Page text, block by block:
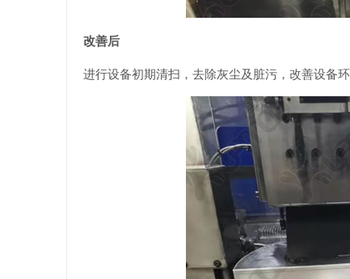
改善后
进行设备初期清扫，去除灰尘及脏污，改善设备